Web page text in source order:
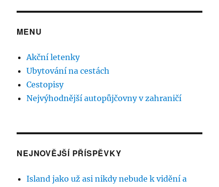
MENU
Akční letenky
Ubytování na cestách
Cestopisy
Nejvýhodnější autopůjčovny v zahraničí
NEJNOVĚJŠÍ PŘÍSPĚVKY
Island jako už asi nikdy nebude k vidění a